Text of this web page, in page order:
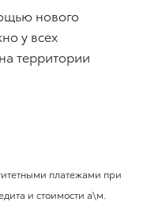
нового
у всех
территории
платежами при
и стоимости а\м.